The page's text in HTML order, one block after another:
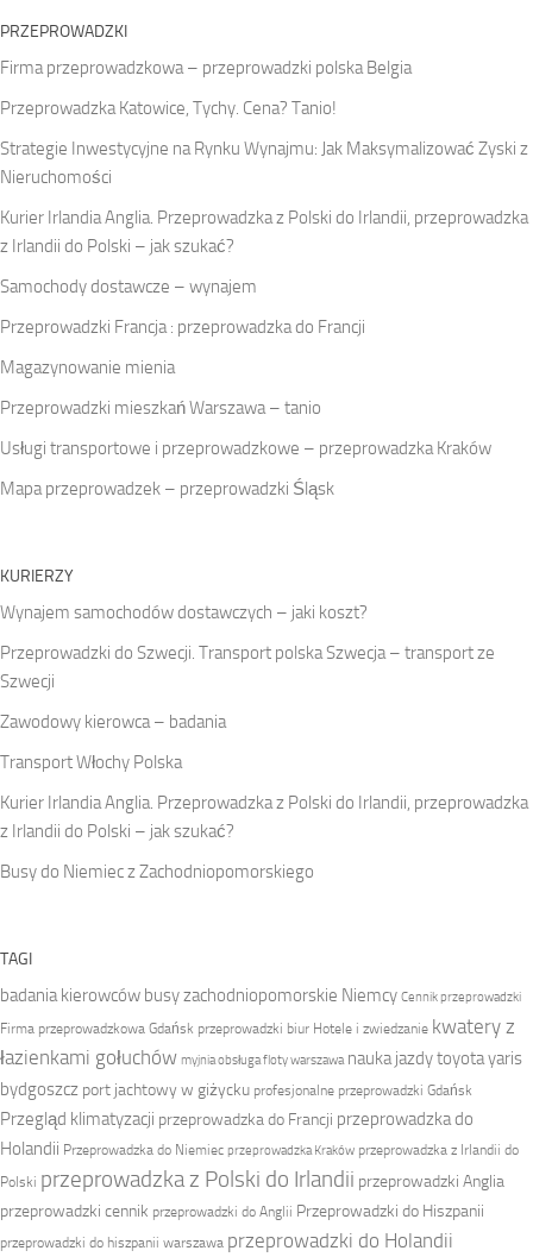
PRZEPROWADZKI
Firma przeprowadzkowa – przeprowadzki polska Belgia
Przeprowadzka Katowice, Tychy. Cena? Tanio!
Strategie Inwestycyjne na Rynku Wynajmu: Jak Maksymalizować Zyski z
Nieruchomości
Kurier Irlandia Anglia. Przeprowadzka z Polski do Irlandii, przeprowadzka
z Irlandii do Polski – jak szukać?
Samochody dostawcze – wynajem
Przeprowadzki Francja : przeprowadzka do Francji
Magazynowanie mienia
Przeprowadzki mieszkań Warszawa – tanio
Usługi transportowe i przeprowadzkowe – przeprowadzka Kraków
Mapa przeprowadzek – przeprowadzki Śląsk
KURIERZY
Wynajem samochodów dostawczych – jaki koszt?
Przeprowadzki do Szwecji. Transport polska Szwecja – transport ze
Szwecji
Zawodowy kierowca – badania
Transport Włochy Polska
Kurier Irlandia Anglia. Przeprowadzka z Polski do Irlandii, przeprowadzka
z Irlandii do Polski – jak szukać?
Busy do Niemiec z Zachodniopomorskiego
TAGI
badania kierowców busy zachodniopomorskie Niemcy Cennik przeprowadzki
Firma przeprowadzkowa Gdańsk przeprowadzki biur Hotele i zwiedzanie kwatery z
łazienkami gołuchów myjnia obsługa floty warszawa nauka jazdy toyota yaris
bydgoszcz port jachtowy w giżycku profesjonalne przeprowadzki Gdańsk
Przegląd klimatyzacji przeprowadzka do Francji przeprowadzka do
Holandii Przeprowadzka do Niemiec przeprowadzka Kraków przeprowadzka z Irlandii do
Polski przeprowadzka z Polski do Irlandii przeprowadzki Anglia
przeprowadzki cennik przeprowadzki do Anglii Przeprowadzki do Hiszpanii
przeprowadzki do hiszpanii warszawa przeprowadzki do Holandii